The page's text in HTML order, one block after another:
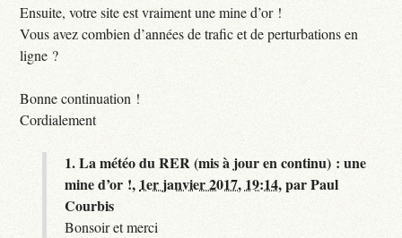
Ensuite, votre site est vraiment une mine d’or !
Vous avez combien d’années de trafic et de perturbations en
ligne ?
Bonne continuation !
Cordialement
1.La météo du RER (mis à jour en continu) : une
mine d’or !, 1er janvier 2017, 19:14,parPaul
Courbis
Bonsoir et merci